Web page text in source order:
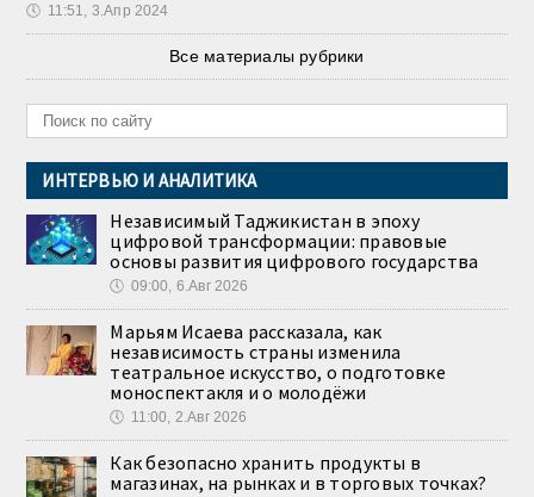
🕔 11:51, 3.Апр 2024
Все материалы рубрики
ИНТЕРВЬЮ И АНАЛИТИКА
Независимый Таджикистан в эпоху
цифровой трансформации: правовые
основы развития цифрового государства
🕔 09:00, 6.Авг 2026
Марьям Исаева рассказала, как
независимость страны изменила
театральное искусство, о подготовке
моноспектакля и о молодёжи
🕔 11:00, 2.Авг 2026
Как безопасно хранить продукты в
магазинах, на рынках и в торговых точках?